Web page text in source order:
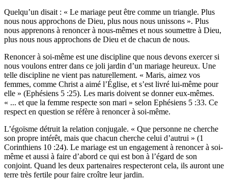
Quelqu’un disait : « Le mariage peut être comme un triangle. Plus
nous nous approchons de Dieu, plus nous nous unissons ». Plus
nous apprenons à renoncer à nous-mêmes et nous soumettre à Dieu,
plus nous nous approchons de Dieu et de chacun de nous.
Renoncer à soi-même est une discipline que nous devons exercer si
nous voulons entrer dans ce joli jardin d’un mariage heureux. Une
telle discipline ne vient pas naturellement. « Maris, aimez vos
femmes, comme Christ a aimé l’Église, et s’est livré lui-même pour
elle » (Ephésiens 5 :25). Les maris doivent se donner eux-mêmes.
« ... et que la femme respecte son mari » selon Ephésiens 5 :33. Ce
respect en question se réfère à renoncer à soi-même.
L’égoïsme détruit la relation conjugale. « Que personne ne cherche
son propre intérêt, mais que chacun cherche celui d’autrui » (1
Corinthiens 10 :24). Le mariage est un engagement à renoncer à soi-
même et aussi à faire d’abord ce qui est bon à l’égard de son
conjoint. Quand les deux partenaires respecteront cela, ils auront une
terre très fertile pour faire croître leur jardin.